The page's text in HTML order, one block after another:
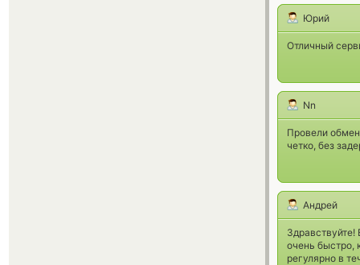
Юрий
Отличный
Nn
Провели
четко, без
Андрей
очень быстро,
регулярно в